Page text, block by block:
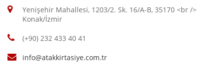
Yenişehir Mahallesi, 1203/2. Sk. 16/A-B, 35170 <br />
Konak/İzmir
(+90) 232 433 40 41
info@atakkirtasiye.com.tr